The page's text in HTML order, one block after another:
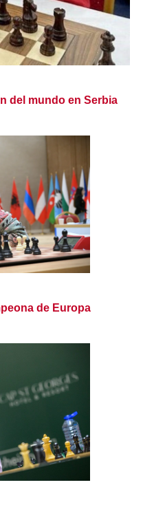
del mundo en Serbia
de Europa